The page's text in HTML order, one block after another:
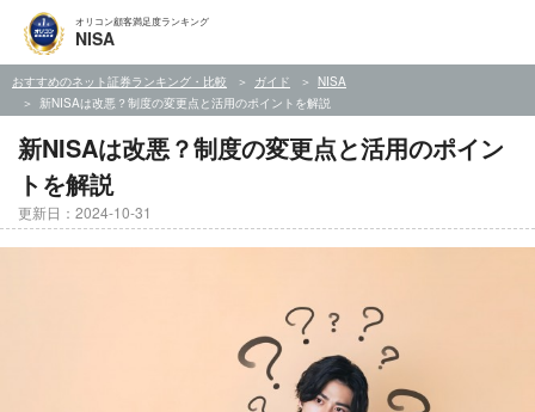
オリコン顧客満足度ランキング
NISA
おすすめのネット証券ランキング・比較 ガイド
NISA
新NISAは改悪？制度の変更点と活用のポイントを解説
新NISAは改悪？制度の変更点と活用のポイン
トを解説
更新日：2024-10-31